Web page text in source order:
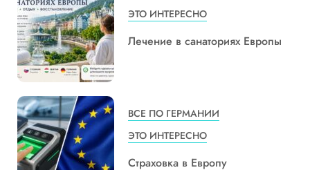
ЭТО ИНТЕРЕСНО
Лечение в санаториях Европы
ВСЕ ПО ГЕРМАНИИ
ЭТО ИНТЕРЕСНО
Страховка в Европу